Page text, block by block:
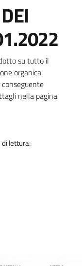
su tutto il
organica
nella pagina
di lettura: